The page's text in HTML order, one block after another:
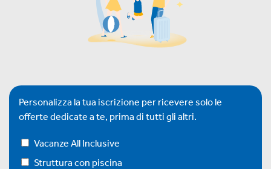
Personalizza la tua iscrizione per ricevere solo le
offerte dedicate a te, prima di tutti gli altri.
Vacanze All Inclusive
Struttura con piscina